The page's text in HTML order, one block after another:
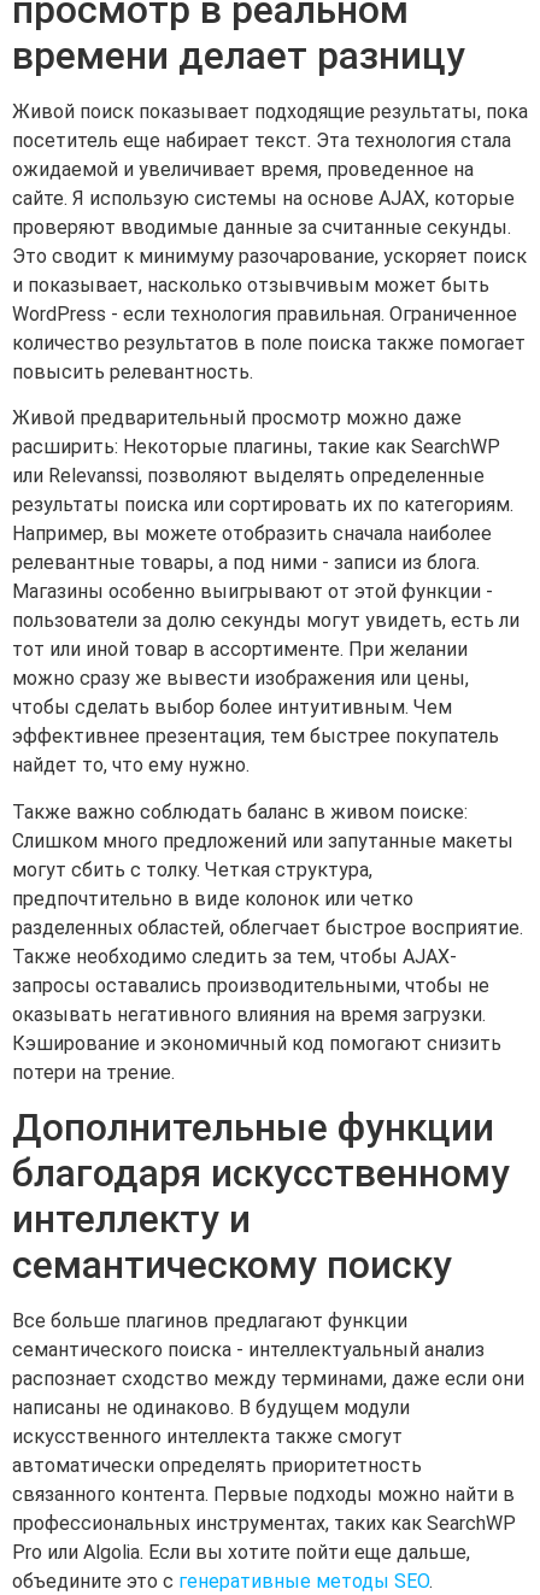
просмотр в реальном
времени делает разницу
Живой поиск показывает подходящие результаты, пока
посетитель еще набирает текст. Эта технология стала
ожидаемой и увеличивает время, проведенное на
сайте. Я использую системы на основе AJAX, которые
проверяют вводимые данные за считанные секунды.
Это сводит к минимуму разочарование, ускоряет поиск
и показывает, насколько отзывчивым может быть
WordPress - если технология правильная. Ограниченное
количество результатов в поле поиска также помогает
повысить релевантность.
Живой предварительный просмотр можно даже
расширить: Некоторые плагины, такие как SearchWP
или Relevanssi, позволяют выделять определенные
результаты поиска или сортировать их по категориям.
Например, вы можете отобразить сначала наиболее
релевантные товары, а под ними - записи из блога.
Магазины особенно выигрывают от этой функции -
пользователи за долю секунды могут увидеть, есть ли
тот или иной товар в ассортименте. При желании
можно сразу же вывести изображения или цены,
чтобы сделать выбор более интуитивным. Чем
эффективнее презентация, тем быстрее покупатель
найдет то, что ему нужно.
Также важно соблюдать баланс в живом поиске:
Слишком много предложений или запутанные макеты
могут сбить с толку. Четкая структура,
предпочтительно в виде колонок или четко
разделенных областей, облегчает быстрое восприятие.
Также необходимо следить за тем, чтобы AJAX-
запросы оставались производительными, чтобы не
оказывать негативного влияния на время загрузки.
Кэширование и экономичный код помогают снизить
потери на трение.
Дополнительные функции
благодаря искусственному
интеллекту и
семантическому поиску
Все больше плагинов предлагают функции
семантического поиска - интеллектуальный анализ
распознает сходство между терминами, даже если они
написаны не одинаково. В будущем модули
искусственного интеллекта также смогут
автоматически определять приоритетность
связанного контента. Первые подходы можно найти в
профессиональных инструментах, таких как SearchWP
Pro или Algolia. Если вы хотите пойти еще дальше,
объедините это с генеративные методы SEO.